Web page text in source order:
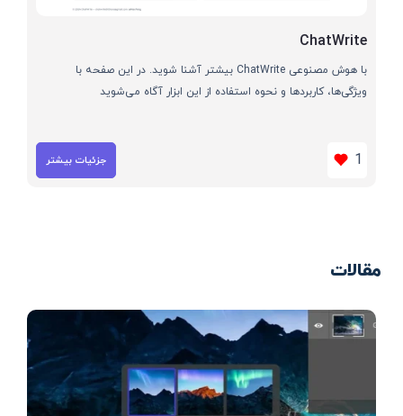
ChatWrite
با هوش مصنوعی ChatWrite بیشتر آشنا شوید. در این صفحه با
ویژگی‌ها، کاربردها و نحوه استفاده از این ابزار آگاه می‌شوید
1 جزئیات بیشتر
مقالات